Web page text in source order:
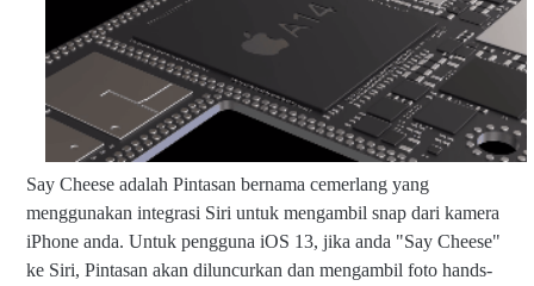
Say Cheese adalah Pintasan bernama cemerlang yang
menggunakan integrasi Siri untuk mengambil snap dari kamera
iPhone anda. Untuk pengguna iOS 13, jika anda "Say Cheese"
ke Siri, Pintasan akan diluncurkan dan mengambil foto hands-